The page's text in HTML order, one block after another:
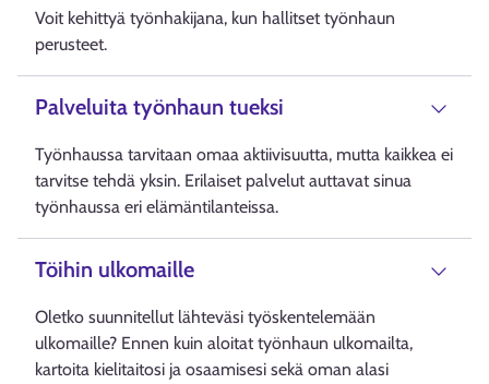
Voit kehittyä työnhakijana, kun hallitset työnhaun
perusteet.
Palveluita työnhaun tueksi
Työnhaussa tarvitaan omaa aktiivisuutta, mutta kaikkea ei
tarvitse tehdä yksin. Erilaiset palvelut auttavat sinua
työnhaussa eri elämäntilanteissa.
Töihin ulkomaille
Oletko suunnitellut lähteväsi työskentelemään
ulkomaille? Ennen kuin aloitat työnhaun ulkomailta,
kartoita kielitaitosi ja osaamisesi sekä oman alasi